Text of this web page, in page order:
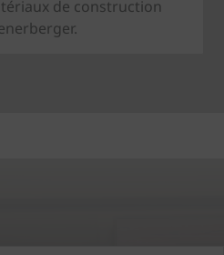
de construction